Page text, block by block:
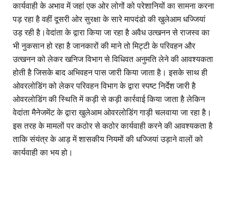
कार्यवाही के अभाव में जहां एक ओर लोगों को परेशानियों का सामना करना
पड़ रहा है वहीं दूसरी ओर सुरक्षा के सारे मापदंडो की खुलेआम धज्जियां
उड़ रही है।वेदांता के द्वारा किया जा रहा है अवैध उत्खनन से राजस्व का
भी नुकसान हो रहा है जानकारों की माने तो मिट्टी के परिवहन और
उत्खनन को लेकर खनिज विभाग से विधिवत अनुमति लेने की आवश्यकता
होती है जिसके बाद अभिवहन पास जारी किया जाता है। इसके साथ ही
ओवरलोडिंग को लेकर परिवहन विभाग के द्वारा स्पष्ट निर्देश जारी है
ओवरलोडिंग की स्थिति में कड़ी से कड़ी कार्रवाई किया जाता है लेकिन
वेदांता मैनेजमेंट के द्वारा खुलेआम ओवरलोडिंग गाड़ी चलवाया जा रहा है।
इस तरह के मामलों पर कठोर से कठोर कार्यवाही करने की आवश्यकता है
ताकि संयंत्र के आड़ में शासकीय नियमों की धज्जियां उड़ाने वालों को
कार्यवाही का भय हो।